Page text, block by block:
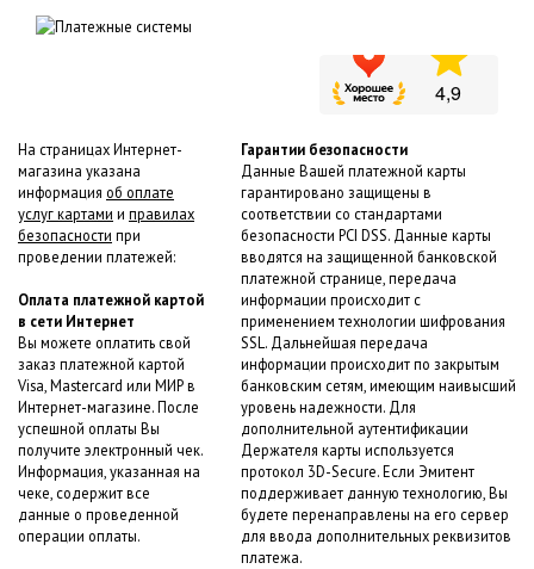
На страницах Интернет-
магазина указана
информация об оплате
услуг картами и правилах
безопасности при
проведении платежей:
Оплата платежной картой
в сети Интернет
Вы можете оплатить свой
заказ платежной картой
Visa, Mastercard или МИР в
Интернет-магазине. После
успешной оплаты Вы
получите электронный чек.
Информация, указанная на
чеке, содержит все
данные о проведенной
операции оплаты.
Гарантии безопасности
Данные Вашей платежной карты
гарантировано защищены в
соответствии со стандартами
безопасности PCI DSS. Данные карты
вводятся на защищенной банковской
платежной странице, передача
информации происходит с
применением технологии шифрования
SSL. Дальнейшая передача
информации происходит по закрытым
банковским сетям, имеющим наивысший
уровень надежности. Для
дополнительной аутентификации
Держателя карты используется
протокол 3D-Secure. Если Эмитент
поддерживает данную технологию, Вы
будете перенаправлены на его сервер
для ввода дополнительных реквизитов
платежа.